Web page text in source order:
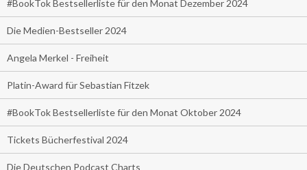
#BookTok Bestsellerliste für den Monat Dezember 2024
Die Medien-Bestseller 2024
Angela Merkel - Freiheit
Platin-Award für Sebastian Fitzek
#BookTok Bestsellerliste für den Monat Oktober 2024
Tickets Bücherfestival 2024
Die Deutschen Podcast Charts